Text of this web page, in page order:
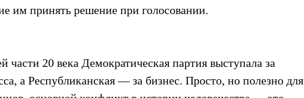
им принять решение при голосовании.
20 века Демократическая партия выступала за
а Республиканская — за бизнес. Просто, но полезно для